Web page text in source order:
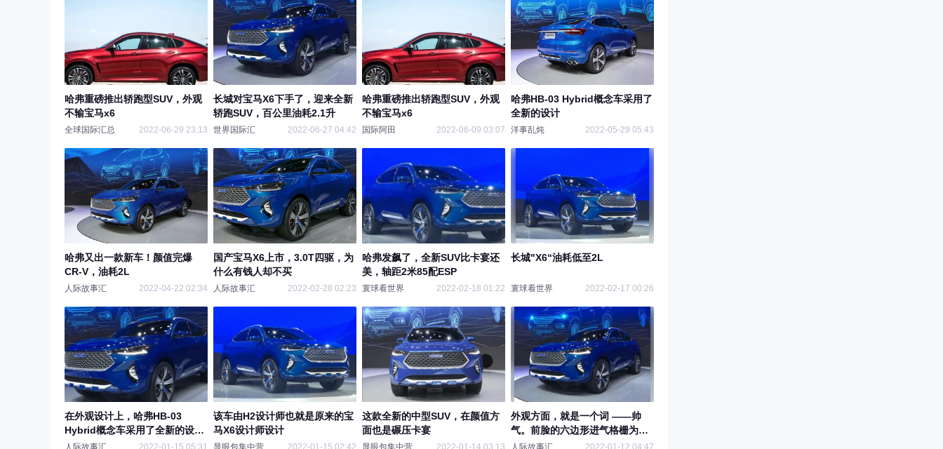
哈弗重磅推出轿跑型SUV，外观
不输宝马x6
全球国际汇总 2022-06-29 23:13
长城对宝马X6下手了，迎来全新
轿跑SUV，百公里油耗2.1升
世界国际汇 2022-06-27 04:42
哈弗重磅推出轿跑型SUV，外观
不输宝马x6
国际阿田 2022-06-09 03:07
哈弗HB-03 Hybrid概念车采用了
全新的设计
洋事乱炖 2022-05-29 05:43
哈弗又出一款新车！颜值完爆
CR-V，油耗2L
人际故事汇 2022-04-22 02:34
国产宝马X6上市，3.0T四驱，为
什么有钱人却不买
人际故事汇 2022-02-28 02:23
哈弗发飙了，全新SUV比卡宴还
美，轴距2米85配ESP
寰球看世界 2022-02-18 01:22
长城"X6“油耗低至2L
寰球看世界 2022-02-17 00:26
在外观设计上，哈弗HB-03
Hybrid概念车采用了全新的设计
语言
人际故事汇 2022-01-15 05:31
该车由H2设计师也就是原来的宝
马X6设计师设计
显眼包集中营 2022-01-15 02:42
这款全新的中型SUV，在颜值方
面也是碾压卡宴
显眼包集中营 2022-01-14 03:13
外观方面，就是一个词 ——帅
气。前脸的六边形进气格栅为哈
弗的经典元素
人际故事汇 2022-01-12 04:47